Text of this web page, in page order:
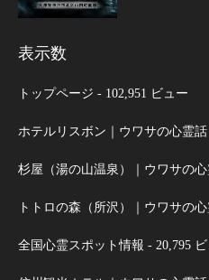
表示数
トップページ - 102,951 ビュー
ホテルリスボン｜ウワサの心霊話
杉屋（湯の山温泉）｜ウワサの
トトロの森（所沢）｜ウワサの
全国心霊スポット情報 - 20,795